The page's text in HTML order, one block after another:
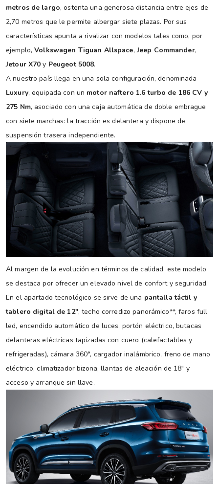
metros de largo, ostenta una generosa distancia entre ejes de
2,70 metros que le permite albergar siete plazas. Por sus
características apunta a rivalizar con modelos tales como, por
ejemplo,Volkswagen Tiguan Allspace,Jeep Commander,
Jetour X70 y Peugeot 5008.
A nuestro país llega en una sola configuración, denominada
Luxury, equipada con un motor naftero 1.6 turbo de 186 CV y
275 Nm, asociado con una caja automática de doble embrague
con siete marchas: la tracción es delantera y dispone de
suspensión trasera independiente.
Al margen de la evolución en términos de calidad, este modelo
se destaca por ofrecer un elevado nivel de confort y seguridad.
En el apartado tecnológico se sirve de una pantalla táctil y
tablero digital de 12″, techo corredizo panorámico**, faros full
led, encendido automático de luces, portón eléctrico, butacas
delanteras eléctricas tapizadas con cuero (calefactables y
refrigeradas), cámara 360°, cargador inalámbrico, freno de mano
eléctrico, climatizador bizona, llantas de aleación de 18″ y
acceso y arranque sin llave.